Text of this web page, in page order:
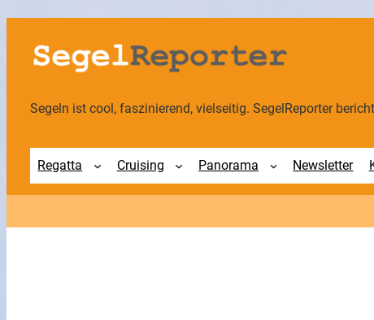
Zum
Inhalt
springen
Segeln ist cool, faszinierend, vielseitig. SegelReporter
Regatta Cruising Panorama Newsletter